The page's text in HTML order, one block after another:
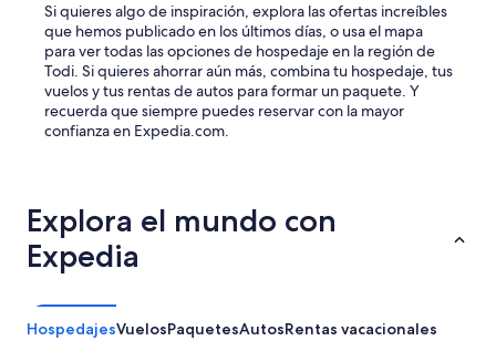
Si quieres algo de inspiración, explora las ofertas increíbles
que hemos publicado en los últimos días, o usa el mapa
para ver todas las opciones de hospedaje en la región de
Todi. Si quieres ahorrar aún más, combina tu hospedaje, tus
vuelos y tus rentas de autos para formar un paquete. Y
recuerda que siempre puedes reservar con la mayor
confianza en Expedia.com.
Explora el mundo con
Expedia
HospedajesVuelosPaquetesAutosRentas vacacionales